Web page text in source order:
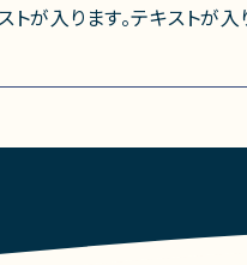
が入ります。テキストが入